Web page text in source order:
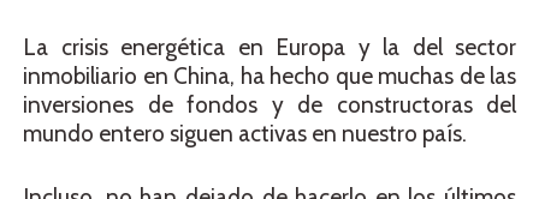
La crisis energética en Europa y la del sector
inmobiliario en China, ha hecho que muchas de las
inversiones de fondos y de constructoras del
mundo entero siguen activas en nuestro país.